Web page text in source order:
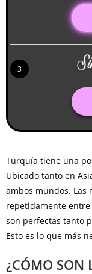
3
Turquía tiene una
Ubicado tanto en
ambos mundos. Las
repetidamente
son perfectas tanto
Esto es lo que más
¿CÓMO SON